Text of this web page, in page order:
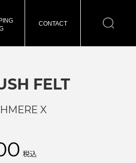
CONTACT
FELT
X
税込